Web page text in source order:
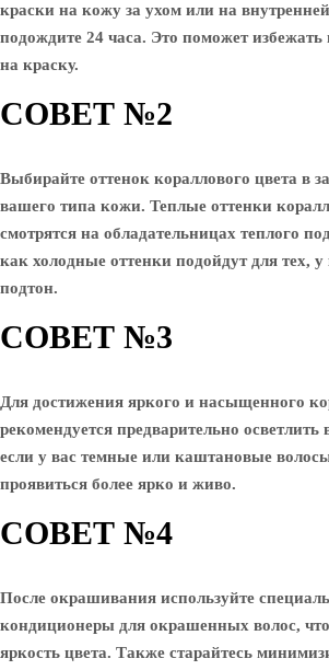
краски на кожу за ухом или на
подождите 24 часа. Это поможет
на краску.
СОВЕТ №2
Выбирайте оттенок кораллового цвета в
вашего типа кожи. Теплые оттенки
смотрятся на обладательницах теплого
как холодные оттенки подойдут для тех,
подтон.
СОВЕТ №3
Для достижения яркого и насыщенного
рекомендуется предварительно осветлить
если у вас темные или каштановые
проявиться более ярко и живо.
СОВЕТ №4
После окрашивания используйте
кондиционеры для окрашенных волос,
яркость цвета. Также старайтесь